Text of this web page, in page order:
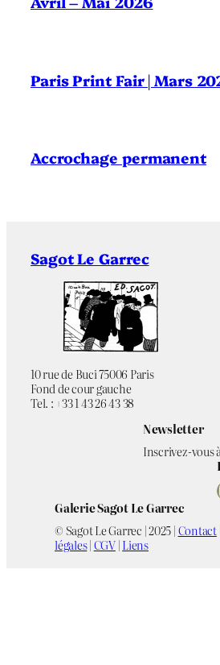
Paris Print Fair | Mars
Accrochage permanent
Sagot Le Garrec
10 rue de Buci 75006 Paris
Fond de cour gauche
Tel. : +33 1 43 26 43 38
Newsletter
Inscrivez-vous
Galerie Sagot Le Garrec
© Sagot Le Garrec | 2025 |Contact|
légales|CGV|Liens